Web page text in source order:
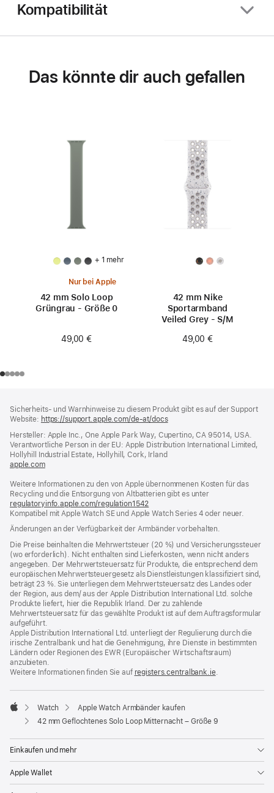
Kompatibilität
Das könnte dir auch gefallen
+ 1 mehr
Nur bei Apple
42 mm Solo Loop
Grüngrau - Größe 0
49,00 €
42 mm Nike
Sportarmband
Veiled Grey - S/M
49,00 €
Sicherheits- und Warnhinweise zu diesem Produkt gibt es auf der Support
Website: https://support.apple.com/de-at/docs(öffnet
neues
Fenster)
Hersteller: Apple Inc., One Apple Park Way, Cupertino, CA 95014, USA.
Verantwortliche Person in der EU: Apple Distribution International Limited,
Hollyhill Industrial Estate, Hollyhill, Cork, Irland
apple.com(öffnet
neues
Fenster)
Weitere Informationen zu den von Apple übernommenen Kosten für das
Recycling und die Entsorgung von Altbatterien gibt es unter
regulatoryinfo.apple.com/regulation1542
ein
neues
Fenster)
Kompatibel mit Apple Watch SE und Apple Watch Series 4 oder neuer.
Änderungen an der Verfügbarkeit der Armbänder vorbehalten.
Die Preise beinhalten die Mehrwertsteuer (20 %) und Versicherungssteuer
(wo erforderlich). Nicht enthalten sind Lieferkosten, wenn nicht anders
angegeben. Der Mehrwertsteuersatz für Produkte, die entsprechend dem
europäischen Mehrwertsteuergesetz als Dienstleistungen klassifiziert sind,
beträgt 23 %. Sie unterliegen dem Mehrwertsteuersatz des Landes oder
der Region, aus dem/ aus der Apple Distribution International Ltd. solche
Produkte liefert, hier die Republik Irland. Der zu zahlende
Mehrwertsteuersatz für das gewählte Produkt ist auf dem Auftragsformular
aufgeführt.
Apple Distribution International Ltd. unterliegt der Regulierung durch die
irische Zentralbank und hat die Genehmigung, ihre Dienste in bestimmten
Ländern oder Regionen des EWR (Europäischer Wirtschaftsraum)
anzubieten.
Weitere Informationen finden Sie auf registers.centralbank.ie(Öffnet
neues
.
Apple
Watch
Apple Watch Armbänder kaufen
42 mm Geflochtenes Solo Loop Mitternacht – Größe 9
Einkaufen und mehr
Apple Wallet